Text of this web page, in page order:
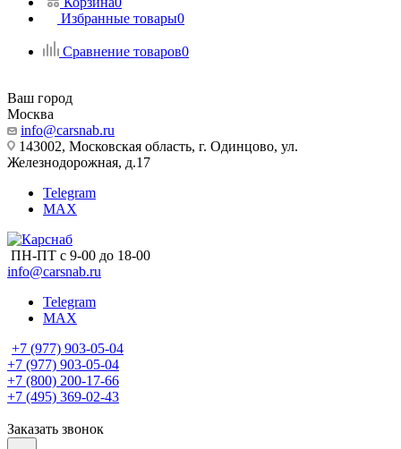
Избранные товары0
Сравнение товаров0
Ваш город
Москва
info@carsnab.ru
143002, Московская область, г. Одинцово, ул.
Железнодорожная, д.17
Telegram
MAX
ПН-ПТ с 9-00 до 18-00
info@carsnab.ru
Telegram
MAX
+7 (977) 903-05-04
+7 (977) 903-05-04
+7 (800) 200-17-66
+7 (495) 369-02-43
Заказать звонок